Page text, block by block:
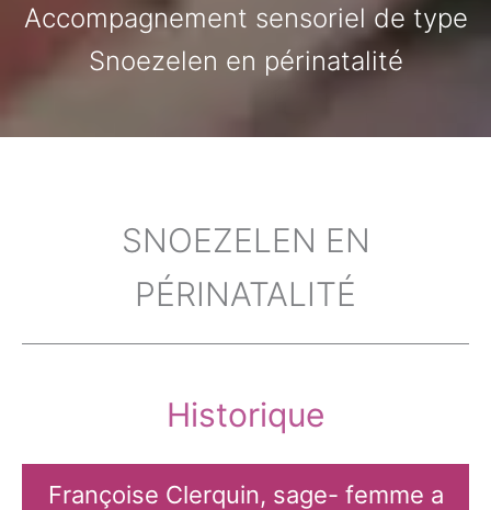
Accompagnement sensoriel de type
Snoezelen en périnatalité
SNOEZELEN EN
PÉRINATALITÉ
Historique
Françoise Clerquin, sage- femme a